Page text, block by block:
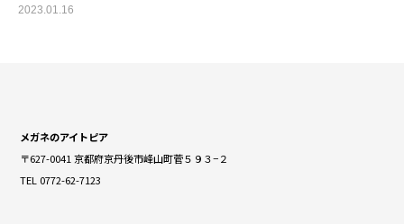
2023.01.16
メガネのアイトピア
〒627-0041 京都府京丹後市峰山町菅５９３−２
TEL 0772-62-7123